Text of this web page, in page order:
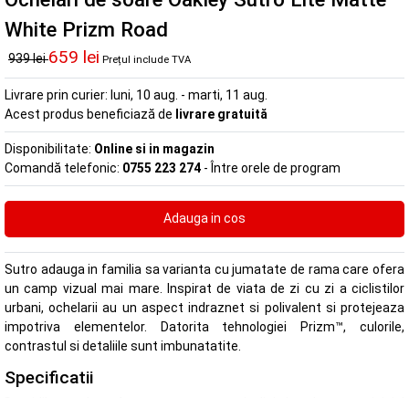
White Prizm Road
939 lei659 lei Prețul include TVA
Livrare prin curier: luni, 10 aug. - marti, 11 aug.
Acest produs beneficiază de livrare gratuită
Disponibilitate: Online si in magazin
Comandă telefonic: 0755 223 274 - Între orele de program
Sutro adauga in familia sa varianta cu jumatate de rama care ofera
un camp vizual mai mare. Inspirat de viata de zi cu zi a ciclistilor
urbani, ochelarii au un aspect indraznet si polivalent si protejeaza
impotriva elementelor. Datorita tehnologiei Prizm™, culorile,
contrastul si detaliile sunt imbunatatite.
Specificatii